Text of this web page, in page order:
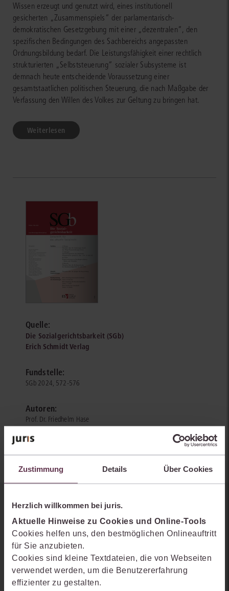
Zustimmung Details Über Cookies
Herzlich willkommen bei juris.
Aktuelle Hinweise zu Cookies und Online-Tools
Cookies helfen uns, den bestmöglichen Onlineauftritt
für Sie anzubieten.
Cookies sind kleine Textdateien, die von Webseiten
verwendet werden, um die Benutzererfahrung
effizienter zu gestalten.
Wissen erzeugt und genutzt wird, eines institutionell
gesicherten „Zusammenspiels“ der parlamentarisch-
demokratischen Gesetzgebung mit einer „dezentralen“, den
spezifischen Bedingungen des Sachbereichs angepassten
Ordnungsbildung bedarf. Die Leistungsfähigkeit einer rechtlich
strukturierten „Selbststeuerung“ sozialer Subsysteme ist
demnach heute entscheidende Voraussetzung einer
gesamtstaatlichen politischen Steuerung, die nach Maßgabe der
Verfassung den Willen des Volkes zur Geltung zu bringen hat.
Weiterlesen
Quelle:
Die Sozialgerichtsbarkeit (SGb)
Erich Schmidt Verlag
Fundstelle:
SGb 2024, 572-576
Autoren:
Prof. Dr. Friedhelm Hase
Sie kennen juris noch nicht?
Erhalten Sie einen Einblick, wie juris das Rechts- und
Praxiswissensmanagement der Zukunft gestaltet, welche
Möglichkeiten Ihnen das juris Portal bietet und wie mit juris Ihre
Arbeitsprozesse einfacher und effizienter werden.